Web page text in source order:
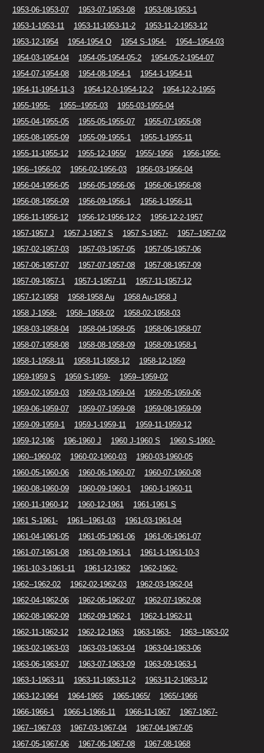
1953-06-1953-07 1953-07-1953-08
1953-08-1953-1
1953-1-1953-11
1953-11-1953-11-2
1953-11-2-1953-12
1953-12-1954
1954-1954 O 1954 S-1954-
1954--1954-03
1954-03-1954-04
1954-05-1954-05-2
1954-05-2-1954-07
1954-07-1954-08
1954-08-1954-1
1954-1-1954-11
1954-11-1954-11-3
1954-12-0-1954-12-2
1954-12-2-1955
1955-1955-
1955--1955-03
1955-03-1955-04
1955-04-1955-05
1955-05-1955-07
1955-07-1955-08
1955-08-1955-09
1955-09-1955-1
1955-1-1955-11
1955-11-1955-12
1955-12-1955/ 1955/-1956
1956-1956-
1956--1956-02
1956-02-1956-03
1956-03-1956-04
1956-04-1956-05
1956-05-1956-06
1956-06-1956-08
1956-08-1956-09
1956-09-1956-1
1956-1-1956-11
1956-11-1956-12
1956-12-1956-12-2
1956-12-2-1957
1957-1957 J
1957 J-1957 S 1957 S-1957-
1957--1957-02
1957-02-1957-03
1957-03-1957-05
1957-05-1957-06
1957-06-1957-07
1957-07-1957-08
1957-08-1957-09
1957-09-1957-1
1957-1-1957-11
1957-11-1957-12
1957-12-1958
1958-1958 Au
1958 Au-1958 J
1958 J-1958-
1958--1958-02
1958-02-1958-03
1958-03-1958-04
1958-04-1958-05
1958-06-1958-07
1958-07-1958-08
1958-08-1958-09
1958-09-1958-1
1958-1-1958-11
1958-11-1958-12
1958-12-1959
1959-1959 S
1959 S-1959-
1959--1959-02
1959-02-1959-03
1959-03-1959-04
1959-05-1959-06
1959-06-1959-07
1959-07-1959-08
1959-08-1959-09
1959-09-1959-1
1959-1-1959-11
1959-11-1959-12
1959-12-196
196-1960 J 1960 J-1960 S
1960 S-1960-
1960--1960-02
1960-02-1960-03
1960-03-1960-05
1960-05-1960-06
1960-06-1960-07
1960-07-1960-08
1960-08-1960-09
1960-09-1960-1
1960-1-1960-11
1960-11-1960-12
1960-12-1961
1961-1961 S
1961 S-1961-
1961--1961-03
1961-03-1961-04
1961-04-1961-05
1961-05-1961-06
1961-06-1961-07
1961-07-1961-08
1961-09-1961-1
1961-1-1961-10-3
1961-10-3-1961-11
1961-12-1962
1962-1962-
1962--1962-02
1962-02-1962-03
1962-03-1962-04
1962-04-1962-06
1962-06-1962-07
1962-07-1962-08
1962-08-1962-09
1962-09-1962-1
1962-1-1962-11
1962-11-1962-12
1962-12-1963 1963-1963-
1963--1963-02
1963-02-1963-03
1963-03-1963-04
1963-04-1963-06
1963-06-1963-07
1963-07-1963-09
1963-09-1963-1
1963-1-1963-11
1963-11-1963-11-2
1963-11-2-1963-12
1963-12-1964
1964-1965 1965-1965/
1965/-1966
1966-1966-1
1966-1-1966-11 1966-11-1967
1967-1967-
1967--1967-03
1967-03-1967-04
1967-04-1967-05
1967-05-1967-06
1967-06-1967-08
1967-08-1968